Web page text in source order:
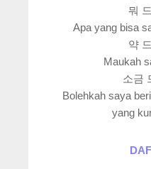
뭐
Apa yang bisa
약
Maukah
소금
Bolehkah saya
yang